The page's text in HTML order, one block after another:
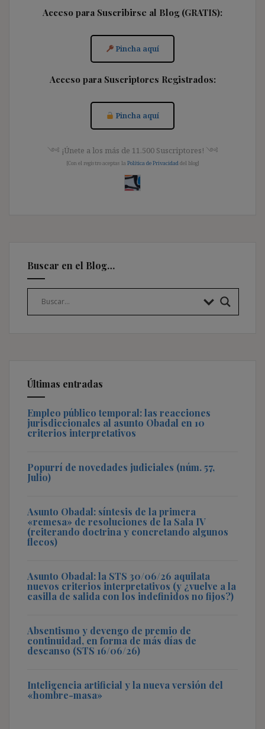
Acceso para Suscribirse al Blog (GRATIS):
Pincha aquí
Acceso para Suscriptores Registrados:
Pincha aquí
༺ ¡Únete a los más de 11.500 Suscriptores! ༺
[Con el registro aceptas la Política de Privacidad del blog]
Buscar en el Blog…
Últimas entradas
Empleo público temporal: las reacciones
jurisdiccionales al asunto Obadal en 10
criterios interpretativos
Popurrí de novedades judiciales (núm. 57,
Julio)
Asunto Obadal: síntesis de la primera
«remesa» de resoluciones de la Sala IV
(reiterando doctrina y concretando algunos
flecos)
Asunto Obadal: la STS 30/06/26 aquilata
nuevos criterios interpretativos (y ¿vuelve a la
casilla de salida con los indefinidos no fijos?)
Absentismo y devengo de premio de
continuidad, en forma de más días de
descanso (STS 16/06/26)
Inteligencia artificial y la nueva versión del
«hombre-masa»